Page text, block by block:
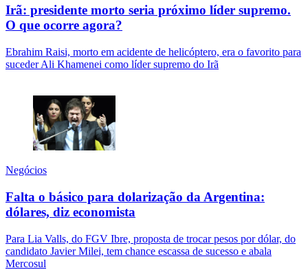
Irã: presidente morto seria próximo líder supremo.
O que ocorre agora?
Ebrahim Raisi, morto em acidente de helicóptero, era o favorito para
suceder Ali Khamenei como líder supremo do Irã
Negócios
Falta o básico para dolarização da Argentina:
dólares, diz economista
Para Lia Valls, do FGV Ibre, proposta de trocar pesos por dólar, do
candidato Javier Milei, tem chance escassa de sucesso e abala
Mercosul